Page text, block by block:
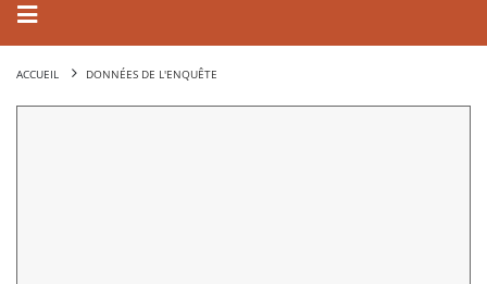
ACCUEIL DONNÉES DE L'ENQUÊTE